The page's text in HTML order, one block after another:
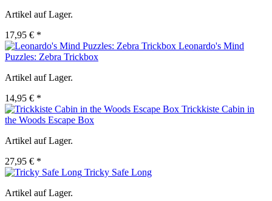
Artikel auf Lager.
17,95 € *
Leonardo's Mind
Puzzles: Zebra Trickbox
Artikel auf Lager.
14,95 € *
Trickkiste Cabin in
the Woods Escape Box
Artikel auf Lager.
27,95 € *
Tricky Safe Long
Artikel auf Lager.